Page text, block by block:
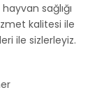
sağlığı
kalitesi ile
ile sizlerleyiz.